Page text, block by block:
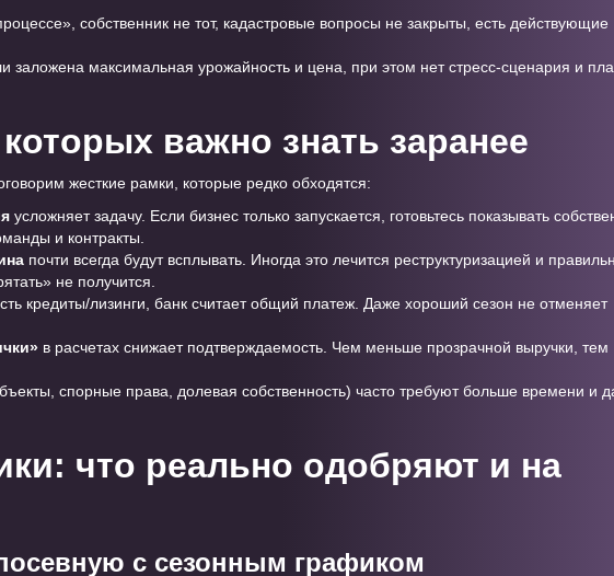
собственник не тот, кадастровые вопросы не закрыты, есть действующие
заложена максимальная урожайность и цена, при этом нет стресс-сценария и
важно знать заранее
жесткие рамки, которые редко обходятся:
усложняет задачу. Если бизнес только запускается, готовьтесь показывать
и контракты.
почти всегда будут всплывать. Иногда это лечится реструктуризацией и
не получится.
кредиты/лизинги, банк считает общий платеж. Даже хороший сезон не отменяет
в расчетах снижает подтверждаемость. Чем меньше прозрачной выручки, тем
спорные права, долевая собственность) часто требуют больше времени и
что реально одобряют и на
с сезонным графиком